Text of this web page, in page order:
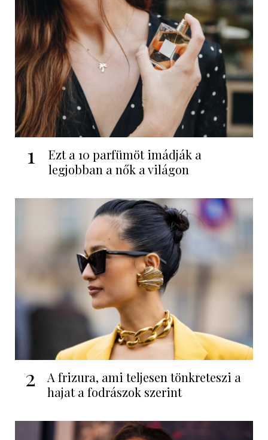
1
Ezt a 10 parfümöt imádják a
legjobban a nők a világon
2
A frizura, ami teljesen tönkreteszi a
hajat a fodrászok szerint